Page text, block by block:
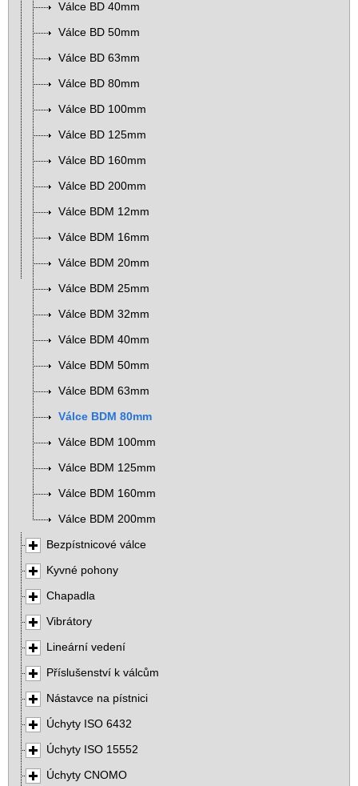
Válce BD 40mm
Válce BD 50mm
Válce BD 63mm
Válce BD 80mm
Válce BD 100mm
Válce BD 125mm
Válce BD 160mm
Válce BD 200mm
Válce BDM 12mm
Válce BDM 16mm
Válce BDM 20mm
Válce BDM 25mm
Válce BDM 32mm
Válce BDM 40mm
Válce BDM 50mm
Válce BDM 63mm
Válce BDM 80mm
Válce BDM 100mm
Válce BDM 125mm
Válce BDM 160mm
Válce BDM 200mm
Bezpístnicové válce
Kyvné pohony
Chapadla
Vibrátory
Lineární vedení
Příslušenství k válcům
Nástavce na pístnici
Úchyty ISO 6432
Úchyty ISO 15552
Úchyty CNOMO